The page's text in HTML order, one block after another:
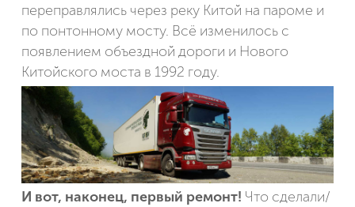
переправлялись через реку Китой на пароме и
по понтонному мосту. Всё изменилось с
появлением объездной дороги и Нового
Китойского моста в 1992 году.
И вот, наконец, первый ремонт! Что сделали/